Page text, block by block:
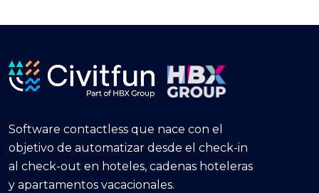
Software contactless que nace con el
objetivo de automatizar desde el check-in
al check-out en hoteles, cadenas hoteleras
y apartamentos vacacionales.